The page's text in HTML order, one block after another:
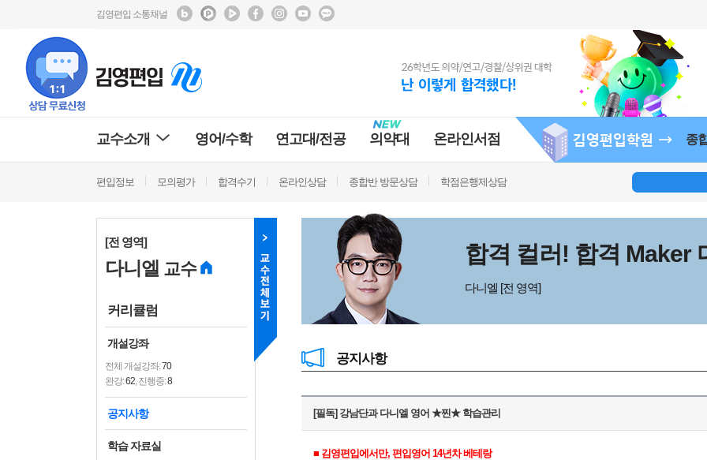
김영편입 소통채널
교수소개 영어/수학 연고대/전공 의약대 온라인서점 종
편입정보 모의평가 합격수기 온라인상담 종합반 방문상담 학점은행제상담
[전 영역]
다니엘 교수
커리큘럼
개설강좌
전체 개설강좌:70
완강:62, 진행중:8
공지사항
학습 자료실
합격 컬러! 합격 Maker
다니엘 [전 영역]
공지사항
[필독] 강남단과 다니엘 영어 ★찐★ 학습관리
■ 김영편입에서만, 편입영어 14년차 베테랑